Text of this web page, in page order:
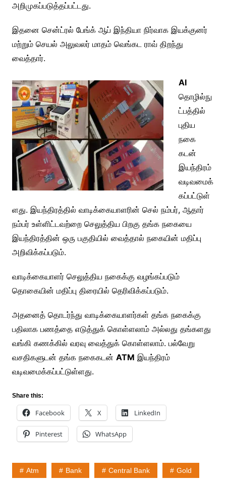
அறிமுகப்படுத்தப்பட்டது.
இதனை சென்ட்ரல் பேங்க் ஆப் இந்தியா நிர்வாக இயக்குனர்
மற்றும் செயல் அலுவலர் மாதம் வெங்கட ராவ் திறந்து
வைத்தார்.
AI
தொழில்நு
ட்பத்தில்
புதிய
நகை
கடன்
இயந்திரம்
வடிவமைக்
கப்பட்டுள்
ளது. இயந்திரத்தில் வாடிக்கையாளரின் செல் நம்பர், ஆதார்
நம்பர் உள்ளிட்டவற்றை செலுத்திய பிறகு தங்க நகையை
இயந்திரத்தின் ஒரு பகுதியில் வைத்தால் நகையின் மதிப்பு
அறிவிக்கப்படும்.
வாடிக்கையாளர் செலுத்திய நகைக்கு வழங்கப்படும்
தொகையின் மதிப்பு திரையில் தெரிவிக்கப்படும்.
அதனைத் தொடர்ந்து வாடிக்கையாளர்கள் தங்க நகைக்கு
பதிலாக பணத்தை எடுத்துக் கொள்ளலாம் அல்லது தங்களது
வங்கி கணக்கில் வரவு வைத்துக் கொள்ளலாம். பல்வேறு
வசதிகளுடன் தங்க நகைகடன் ATM இயந்திரம்
வடிவமைக்கப்பட்டுள்ளது.
Share this:
Facebook X LinkedIn
Pinterest WhatsApp
Atm Bank Central Bank Gold